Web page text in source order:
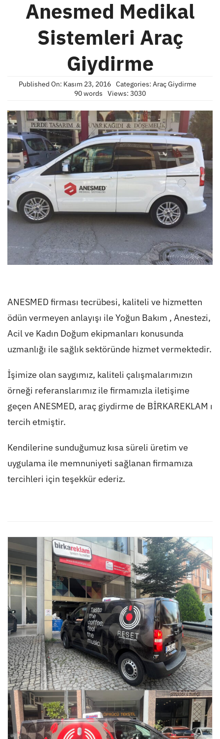
Anesmed Medikal
Sistemleri Araç
Giydirme
Published On: Kasım 23, 2016 Categories: Araç Giydirme
90 words
Views: 3030
ANESMED firması tecrübesi, kaliteli ve hizmetten
ödün vermeyen anlayışı ile Yoğun Bakım , Anestezi,
Acil ve Kadın Doğum ekipmanları konusunda
uzmanlığı ile sağlık sektöründe hizmet vermektedir.
İşimize olan saygımız, kaliteli çalışmalarımızın
örneği referanslarımız ile firmamızla iletişime
geçen ANESMED, araç giydirme de BİRKAREKLAM ı
tercih etmiştir.
Kendilerine sunduğumuz kısa süreli üretim ve
uygulama ile memnuniyeti sağlanan firmamıza
tercihleri için teşekkür ederiz.